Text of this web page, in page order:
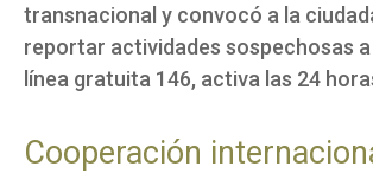
transnacional y convocó a la
reportar actividades sospechosas
línea gratuita 146, activa las 24
Cooperación